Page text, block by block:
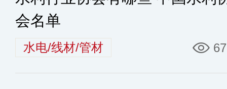
会名单
水电/线材/管材